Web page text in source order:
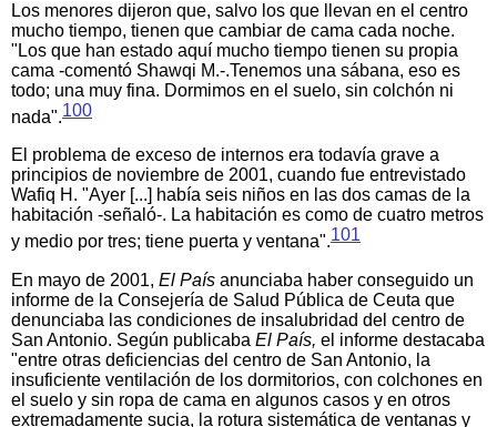
Los menores dijeron que, salvo los que llevan en el centro
mucho tiempo, tienen que cambiar de cama cada noche.
"Los que han estado aquí mucho tiempo tienen su propia
cama -comentó Shawqi M.-.Tenemos una sábana, eso es
todo; una muy fina. Dormimos en el suelo, sin colchón ni
nada".100
El problema de exceso de internos era todavía grave a
principios de noviembre de 2001, cuando fue entrevistado
Wafiq H. "Ayer [...] había seis niños en las dos camas de la
habitación -señaló-. La habitación es como de cuatro metros
y medio por tres; tiene puerta y ventana".101
En mayo de 2001, El País anunciaba haber conseguido un
informe de la Consejería de Salud Pública de Ceuta que
denunciaba las condiciones de insalubridad del centro de
San Antonio. Según publicaba El País, el informe destacaba
"entre otras deficiencias del centro de San Antonio, la
insuficiente ventilación de los dormitorios, con colchones en
el suelo y sin ropa de cama en algunos casos y en otros
extremadamente sucia, la rotura sistemática de ventanas y